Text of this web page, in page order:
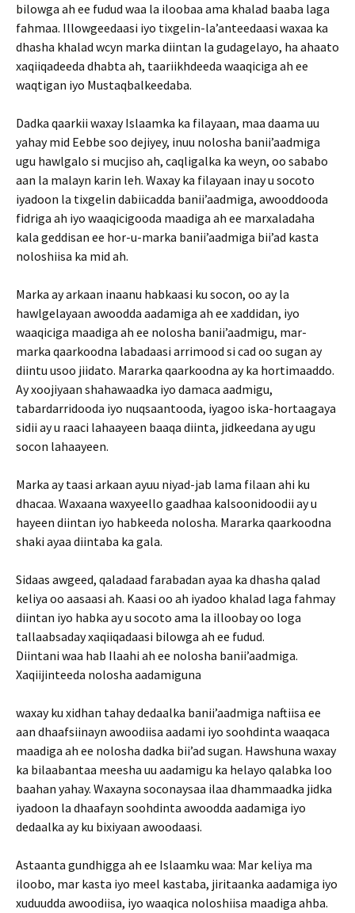
bilowga ah ee fudud waa la iloobaa ama khalad baaba laga
fahmaa. Illowgeedaasi iyo tixgelin-la’anteedaasi waxaa ka
dhasha khalad wcyn marka diintan la gudagelayo, ha ahaato
xaqiiqadeeda dhabta ah, taariikhdeeda waaqiciga ah ee
waqtigan iyo Mustaqbalkeedaba.
Dadka qaarkii waxay Islaamka ka filayaan, maa daama uu
yahay mid Eebbe soo dejiyey, inuu nolosha banii’aadmiga
ugu hawlgalo si mucjiso ah, caqligalka ka weyn, oo sababo
aan la malayn karin leh. Waxay ka filayaan inay u socoto
iyadoon la tixgelin dabiicadda banii’aadmiga, awooddooda
fidriga ah iyo waaqicigooda maadiga ah ee marxaladaha
kala geddisan ee hor-u-marka banii’aadmiga bii’ad kasta
noloshiisa ka mid ah.
Marka ay arkaan inaanu habkaasi ku socon, oo ay la
hawlgelayaan awoodda aadamiga ah ee xaddidan, iyo
waaqiciga maadiga ah ee nolosha banii’aadmigu, mar-
marka qaarkoodna labadaasi arrimood si cad oo sugan ay
diintu usoo jiidato. Mararka qaarkoodna ay ka hortimaaddo.
Ay xoojiyaan shahawaadka iyo damaca aadmigu,
tabardarridooda iyo nuqsaantooda, iyagoo iska-hortaagaya
sidii ay u raaci lahaayeen baaqa diinta, jidkeedana ay ugu
socon lahaayeen.
Marka ay taasi arkaan ayuu niyad-jab lama filaan ahi ku
dhacaa. Waxaana waxyeello gaadhaa kalsoonidoodii ay u
hayeen diintan iyo habkeeda nolosha. Mararka qaarkoodna
shaki ayaa diintaba ka gala.
Sidaas awgeed, qaladaad farabadan ayaa ka dhasha qalad
keliya oo aasaasi ah. Kaasi oo ah iyadoo khalad laga fahmay
diintan iyo habka ay u socoto ama la illoobay oo loga
tallaabsaday xaqiiqadaasi bilowga ah ee fudud.
Diintani waa hab Ilaahi ah ee nolosha banii’aadmiga.
Xaqiijinteeda nolosha aadamiguna
waxay ku xidhan tahay dedaalka banii’aadmiga naftiisa ee
aan dhaafsiinayn awoodiisa aadami iyo soohdinta waaqaca
maadiga ah ee nolosha dadka bii’ad sugan. Hawshuna waxay
ka bilaabantaa meesha uu aadamigu ka helayo qalabka loo
baahan yahay. Waxayna soconaysaa ilaa dhammaadka jidka
iyadoon la dhaafayn soohdinta awoodda aadamiga iyo
dedaalka ay ku bixiyaan awoodaasi.
Astaanta gundhigga ah ee Islaamku waa: Mar keliya ma
iloobo, mar kasta iyo meel kastaba, jiritaanka aadamiga iyo
xuduudda awoodiisa, iyo waaqica noloshiisa maadiga ahba.